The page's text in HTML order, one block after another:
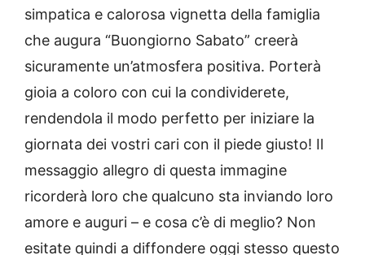
simpatica e calorosa vignetta della famiglia
che augura “Buongiorno Sabato” creerà
sicuramente un’atmosfera positiva. Porterà
gioia a coloro con cui la condividerete,
rendendola il modo perfetto per iniziare la
giornata dei vostri cari con il piede giusto! Il
messaggio allegro di questa immagine
ricorderà loro che qualcuno sta inviando loro
amore e auguri – e cosa c’è di meglio? Non
esitate quindi a diffondere oggi stesso questo